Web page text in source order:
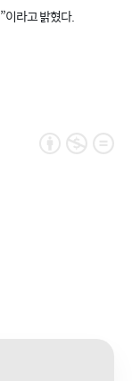
”이라고 밝혔다.